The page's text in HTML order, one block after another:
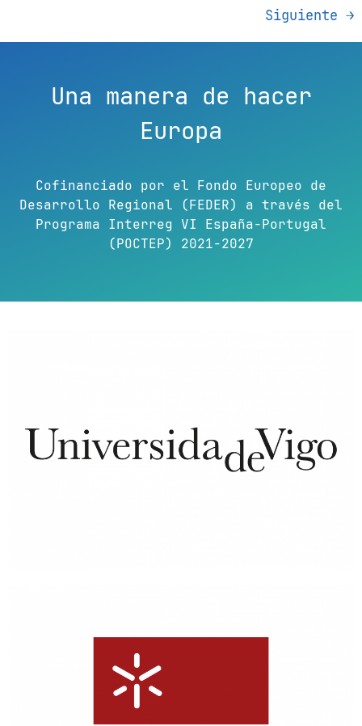
Siguiente →
Una manera de hacer
Europa
Cofinanciado por el Fondo Europeo de
Desarrollo Regional (FEDER) a través del
Programa Interreg VI España-Portugal
(POCTEP) 2021-2027